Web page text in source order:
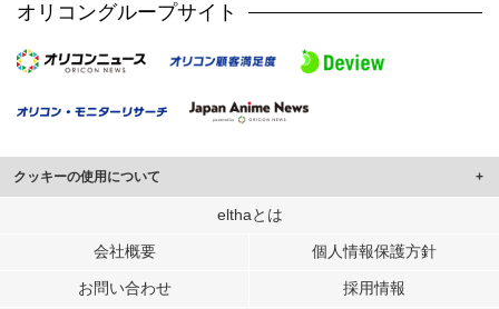
オリコングループサイト
クッキーの使用について
このサイトでは Cookie を使用して、ユーザーに合わせたコンテンツや広告の
行っています。
メディアや広告配信、データ解析の各パートナーに提供しています。
elthaとは
会社概要 個人情報保護方針
お問い合わせ
採用情報